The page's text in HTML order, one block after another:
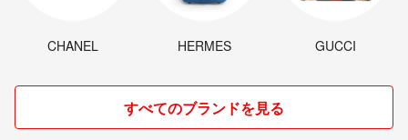
CHANEL HERMES GUCCI
すべてのブランドを見る